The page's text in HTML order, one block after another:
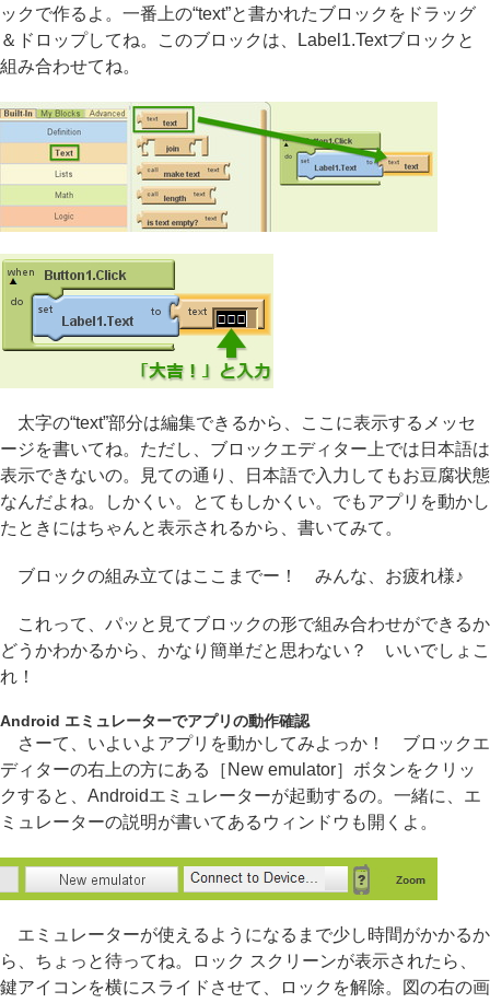
ックで作るよ。一番上の“text”と書かれたブロックをドラッグ
＆ドロップしてね。このブロックは、Label1.Textブロックと
組み合わせてね。
太字の“text”部分は編集できるから、ここに表示するメッセ
ージを書いてね。ただし、ブロックエディター上では日本語は
表示できないの。見ての通り、日本語で入力してもお豆腐状態
なんだよね。しかくい。とてもしかくい。でもアプリを動かし
たときにはちゃんと表示されるから、書いてみて。
ブロックの組み立てはここまでー！ みんな、お疲れ様♪
これって、パッと見てブロックの形で組み合わせができるか
どうかわかるから、かなり簡単だと思わない？ いいでしょこ
れ！
Android エミュレーターでアプリの動作確認
さーて、いよいよアプリを動かしてみよっか！ ブロックエ
ディターの右上の方にある［New emulator］ボタンをクリッ
クすると、Androidエミュレーターが起動するの。一緒に、エ
ミュレーターの説明が書いてあるウィンドウも開くよ。
エミュレーターが使えるようになるまで少し時間がかかるか
ら、ちょっと待ってね。ロック スクリーンが表示されたら、
鍵アイコンを横にスライドさせて、ロックを解除。図の右の画